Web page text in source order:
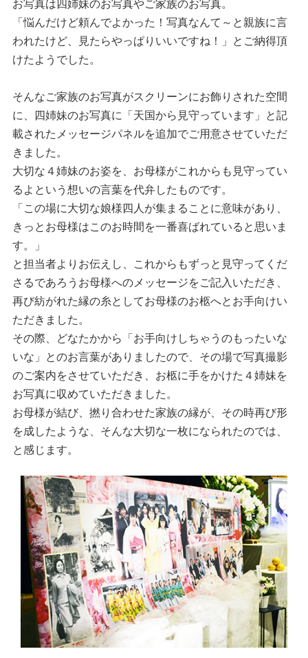
お写真は四姉妹のお写真やご家族のお写真。
「悩んだけど頼んでよかった！写真なんて～と親族に言
われたけど、見たらやっぱりいいですね！」とご納得頂
けたようでした。
そんなご家族のお写真がスクリーンにお飾りされた空間
に、四姉妹のお写真に「天国から見守っています」と記
載されたメッセージパネルを追加でご用意させていただ
きました。
大切な４姉妹のお姿を、お母様がこれからも見守ってい
るよという想いの言葉を代弁したものです。
「この場に大切な娘様四人が集まることに意味があり、
きっとお母様はこのお時間を一番喜ばれていると思いま
す。」
と担当者よりお伝えし、これからもずっと見守ってくだ
さるであろうお母様へのメッセージをご記入いただき、
再び紡がれた縁の糸としてお母様のお柩へとお手向けい
ただきました。
その際、どなたかから「お手向けしちゃうのもったいな
いな」とのお言葉がありましたので、その場で写真撮影
のご案内をさせていただき、お柩に手をかけた４姉妹を
お写真に収めていただきました。
お母様が結び、撚り合わせた家族の縁が、その時再び形
を成したような、そんな大切な一枚になられたのでは、
と感じます。